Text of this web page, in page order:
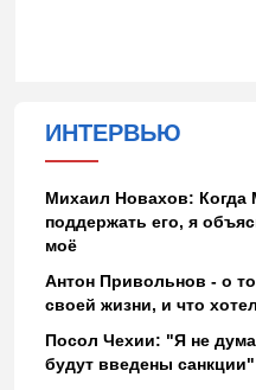
ИНТЕРВЬЮ
Михаил Новахов:
поддержать его, я
моё
Антон Привольнов - о
своей жизни, и что
Посол Чехии: "Я не
будут введены санкции"